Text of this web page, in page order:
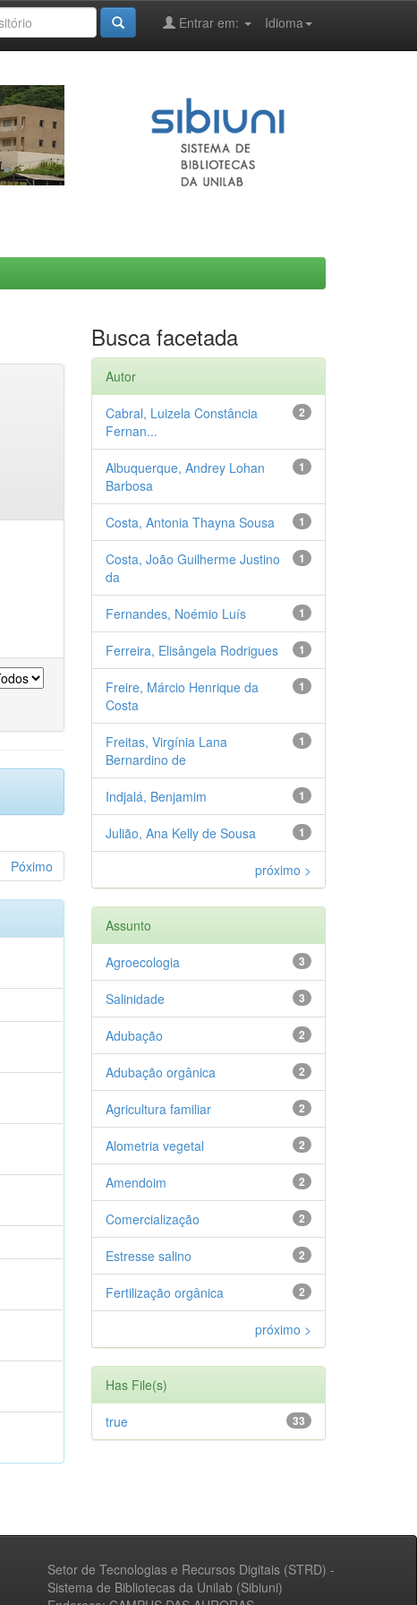
Idioma
Entrar em:
Póximo
Busca facetada
Autor
2
Cabral, Luizela Constância
Fernan...
1
Albuquerque, Andrey Lohan
Barbosa
1
Costa, Antonia Thayna Sousa
1
Costa, João Guilherme Justino
da
1
Fernandes, Noémio Luís
1
Ferreira, Elisângela Rodrigues
1
Freire, Márcio Henrique da
Costa
1
Freitas, Virgínia Lana
Bernardino de
1
Indjalá, Benjamim
1
Julião, Ana Kelly de Sousa
próximo >
Assunto
3
Agroecologia
3
Salinidade
2
Adubação
2
Adubação orgânica
2
Agricultura familiar
2
Alometria vegetal
2
Amendoim
2
Comercialização
2
Estresse salino
2
Fertilização orgânica
próximo >
Has File(s)
33
true
Setor de Tecnologias e Recursos Digitais (STRD) -
Sistema de Bibliotecas da Unilab (Sibiuni)